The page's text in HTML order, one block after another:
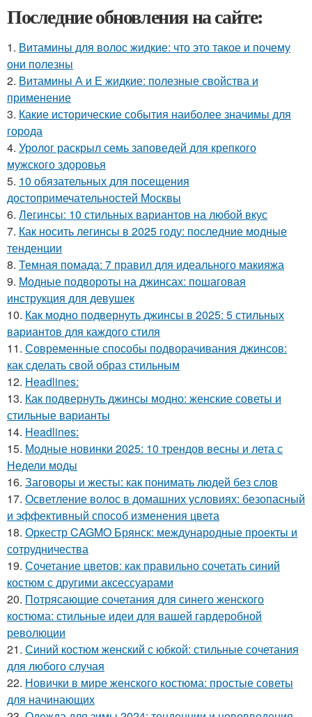
Последние обновления на сайте:
1. Витамины для волос жидкие: что это такое и почему
они полезны
2. Витамины А и Е жидкие: полезные свойства и
применение
3. Какие исторические события наиболее значимы для
города
4. Уролог раскрыл семь заповедей для крепкого
мужского здоровья
5. 10 обязательных для посещения
достопримечательностей Москвы
6. Легинсы: 10 стильных вариантов на любой вкус
7. Как носить легинсы в 2025 году: последние модные
тенденции
8. Темная помада: 7 правил для идеального макияжа
9. Модные подвороты на джинсах: пошаговая
инструкция для девушек
10. Как модно подвернуть джинсы в 2025: 5 стильных
вариантов для каждого стиля
11. Современные способы подворачивания джинсов:
как сделать свой образ стильным
12. Headlines:
13. Как подвернуть джинсы модно: женские советы и
стильные варианты
14. Headlines:
15. Модные новинки 2025: 10 трендов весны и лета с
Недели моды
16. Заговоры и жесты: как понимать людей без слов
17. Осветление волос в домашних условиях: безопасный
и эффективный способ изменения цвета
18. Оркестр CAGMO Брянск: международные проекты и
сотрудничества
19. Сочетание цветов: как правильно сочетать синий
костюм с другими аксессуарами
20. Потрясающие сочетания для синего женского
костюма: стильные идеи для вашей гардеробной
революции
21. Синий костюм женский с юбкой: стильные сочетания
для любого случая
22. Новички в мире женского костюма: простые советы
для начинающих